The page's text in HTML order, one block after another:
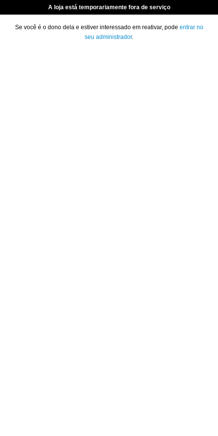
A loja está temporariamente fora de serviço
Se você é o dono dela e estiver interessado em reativar, pode entrar no
seu administrador.